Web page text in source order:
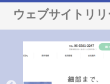
ウェブサイトリリ